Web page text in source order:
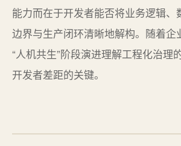
能力而在于开发者能否将业务逻辑、
边界与生产闭环清晰地解构。随着企
“人机共生”阶段演进理解工程化治理
开发者差距的关键。